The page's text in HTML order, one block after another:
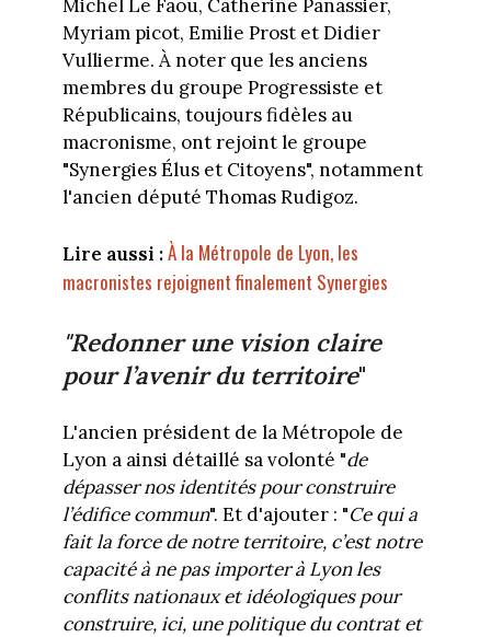
Michel Le Faou, Catherine Panassier,
Myriam picot, Emilie Prost et Didier
Vullierme. À noter que les anciens
membres du groupe Progressiste et
Républicains, toujours fidèles au
macronisme, ont rejoint le groupe
"Synergies Élus et Citoyens", notamment
l'ancien député Thomas Rudigoz.
Lire aussi :À la Métropole de Lyon, les
macronistes rejoignent finalement Synergies
"Redonner une vision claire
pour l’avenir du territoire"
L'ancien président de la Métropole de
Lyon a ainsi détaillé sa volonté "de
dépasser nos identités pour construire
l’édifice commun". Et d'ajouter : "Ce qui a
fait la force de notre territoire, c’est notre
capacité à ne pas importer à Lyon les
conflits nationaux et idéologiques pour
construire, ici, une politique du contrat et